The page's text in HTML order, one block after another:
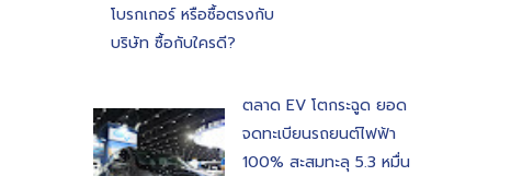
โบรกเกอร์ หรือซื้อตรงกับ
บริษัท ซื้อกับใครดี?
ตลาด EV โตกระฉูด ยอด
จดทะเบียนรถยนต์ไฟฟ้า
100% สะสมทะลุ 5.3 หมื่น